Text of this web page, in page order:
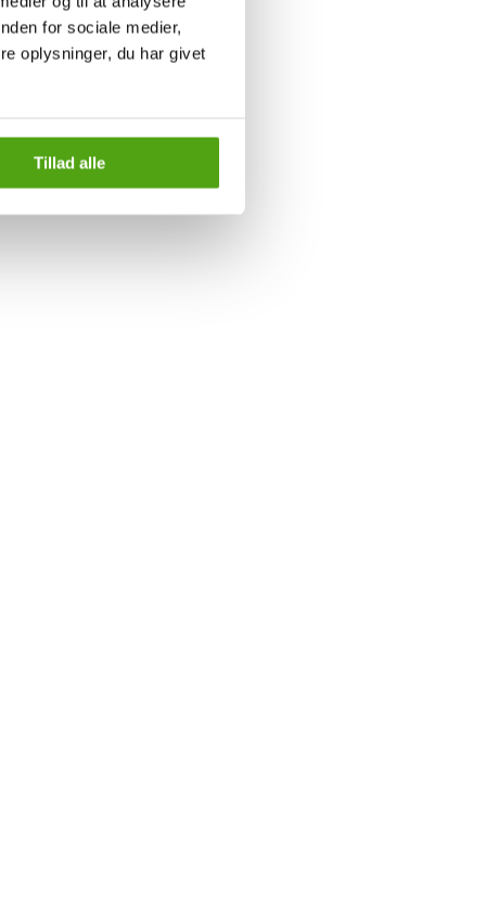
for sociale medier,
oplysninger, du har givet
Tillad alle